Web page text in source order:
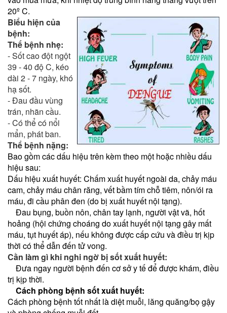
20º C.
Biểu hiện của
bệnh:
Thể bệnh nhẹ:
- Sốt cao đột ngột
39 - 40 độ C, kéo
dài 2 - 7 ngày, khó
hạ sốt.
- Đau đầu vùng
trán, nhãn cầu.
- Có thể có nổi
mẩn, phát ban.
Thể bệnh nặng:
Bao gồm các dấu hiệu trên kèm theo một hoặc nhiều dấu
hiệu sau:
Dấu hiệu xuất huyết: Chấm xuất huyết ngoài da, chảy máu
cam, chảy máu chân răng, vết bầm tím chỗ tiêm, nôn/ói ra
máu, đi cầu phân đen (do bị xuất huyết nội tạng).
Đau bụng, buồn nôn, chân tay lạnh, người vật vã, hốt
hoảng (hội chứng choáng do xuất huyết nội tạng gây mất
máu, tụt huyết áp), nếu không được cấp cứu và điều trị kịp
thời có thể dẫn đến tử vong.
Cần làm gì khi nghi ngờ bị sốt xuất huyết:
Đưa ngay người bệnh đến cơ sở y tế để được khám, điều
trị kịp thời.
Cách phòng bệnh sốt xuất huyết:
Cách phòng bệnh tốt nhất là diệt muỗi, lăng quăng/bọ gậy